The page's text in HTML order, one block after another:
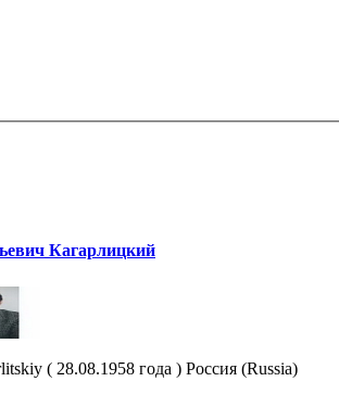
Кагарлицкий
( 28.08.1958 года ) Россия (Russia)